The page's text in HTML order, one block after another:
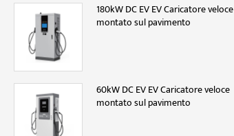
180kW DC EV EV Caricatore veloce
montato sul pavimento
60kW DC EV EV Caricatore veloce
montato sul pavimento